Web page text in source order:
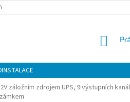
OCHRANY OSOBNÍCH ÚDAJŮ
záložním zdrojem UPS, 9 výstupních